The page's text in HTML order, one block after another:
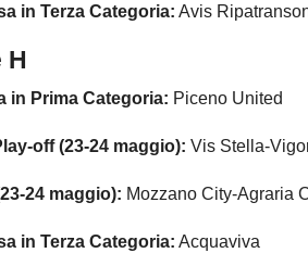
in Terza Categoria: Avis
H
in Prima Categoria: Piceno United
off (23-24 maggio): Vis Stella-
24 maggio): Mozzano City-Agraria
in Terza Categoria: Acquaviva